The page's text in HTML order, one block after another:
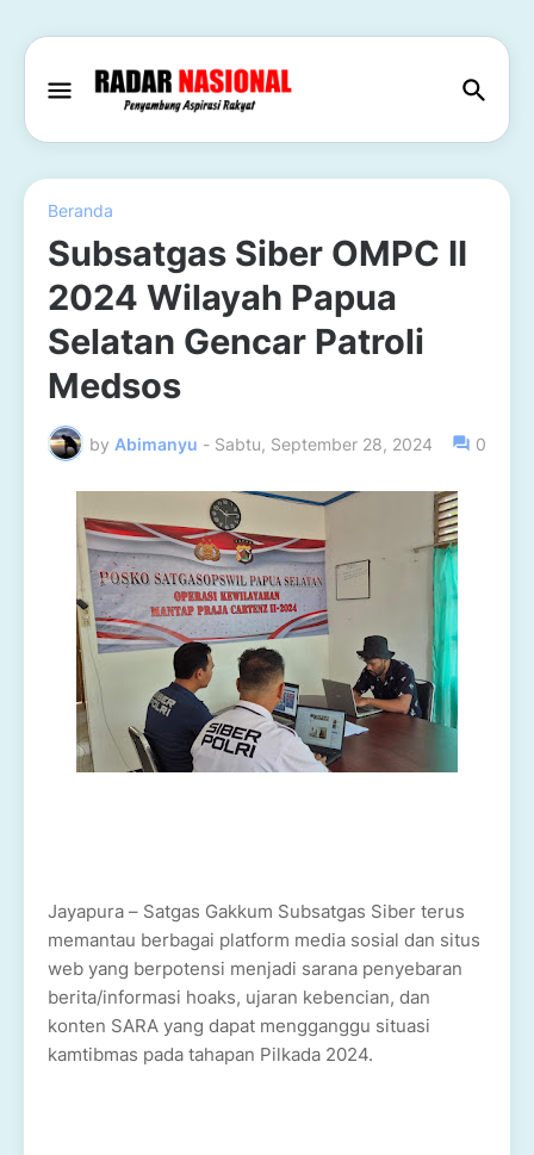
Beranda
Subsatgas Siber OMPC II
2024 Wilayah Papua
Selatan Gencar Patroli
Medsos
by Abimanyu - Sabtu, September 28, 2024 0
Jayapura – Satgas Gakkum Subsatgas Siber terus
memantau berbagai platform media sosial dan situs
web yang berpotensi menjadi sarana penyebaran
berita/informasi hoaks, ujaran kebencian, dan
konten SARA yang dapat mengganggu situasi
kamtibmas pada tahapan Pilkada 2024.